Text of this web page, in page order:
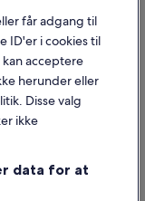
får adgang til
ID'er i cookies til
acceptere
herunder eller
Disse valg
ikke
data for at